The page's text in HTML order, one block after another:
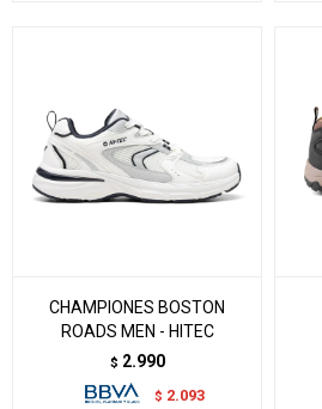
CHAMPIONES BOSTON
ROADS MEN - HITEC
$ 2.990
$ 2.093